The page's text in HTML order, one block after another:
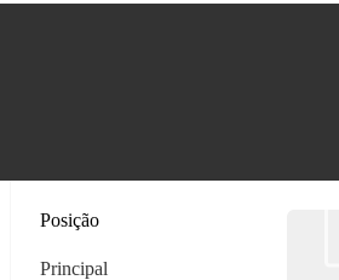
Posição
Principal